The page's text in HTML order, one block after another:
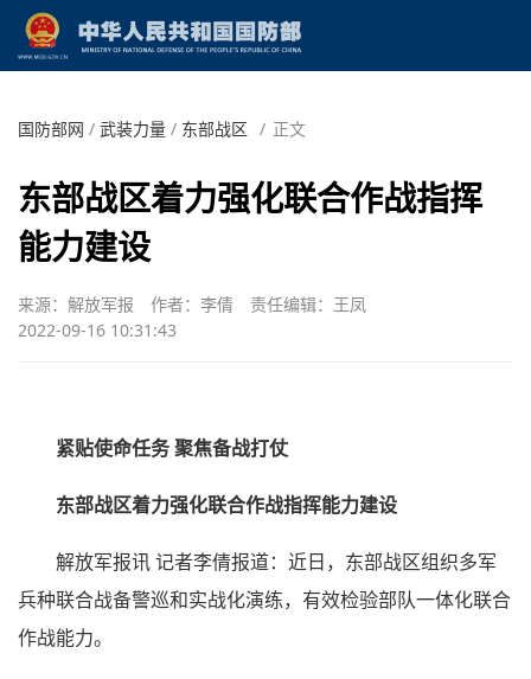
国防部网 / 武装力量 / 东部战区 / 正文
东部战区着力强化联合作战指挥
能力建设
来源：解放军报 作者：李倩
责任编辑：王凤
2022-09-16 10:31:43
紧贴使命任务 聚焦备战打仗
东部战区着力强化联合作战指挥能力建设
解放军报讯 记者李倩报道：近日，东部战区组织多军
兵种联合战备警巡和实战化演练，有效检验部队一体化联合
作战能力。